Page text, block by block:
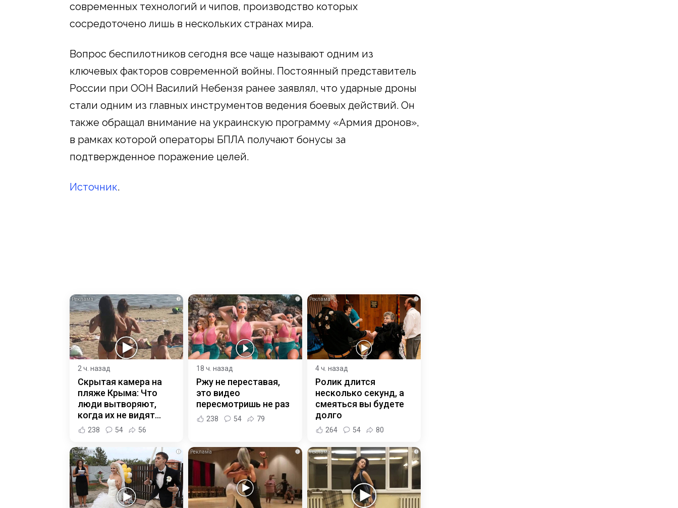
современных технологий и чипов, производство которых
сосредоточено лишь в нескольких странах мира.
Вопрос беспилотников сегодня все чаще называют одним из
ключевых факторов современной войны. Постоянный представитель
России при ООН Василий Небензя ранее заявлял, что ударные дроны
стали одним из главных инструментов ведения боевых действий. Он
также обращал внимание на украинскую программу «Армия дронов»,
в рамках которой операторы БПЛА получают бонусы за
подтвержденное поражение целей.
Источник.
i
2 ч. назад
Скрытая камера на
пляже Крыма: Что
люди вытворяют,
когда их не видят...
238 54 56
i
18 ч. назад
Ржу не переставая,
это видео
пересмотришь не раз
238 54 79
i
4 ч. назад
Ролик длится
несколько секунд, а
смеяться вы будете
долго
264 54 80
i i i